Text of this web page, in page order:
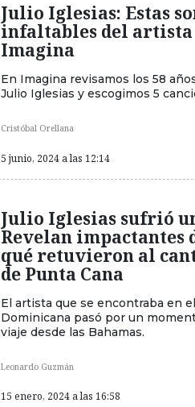
Julio Iglesias: Estas
infaltables del artista
Imagina
En Imagina revisamos los 58
Julio Iglesias y escogimos 5
Cristóbal Orellana
5 junio, 2024 a las 12:14
Julio Iglesias sufrió
Revelan impactantes
qué retuvieron al
de Punta Cana
El artista que se encontraba en
Dominicana pasó por un
viaje desde las Bahamas.
Leonardo Guzmán
15 enero, 2024 a las 16:58